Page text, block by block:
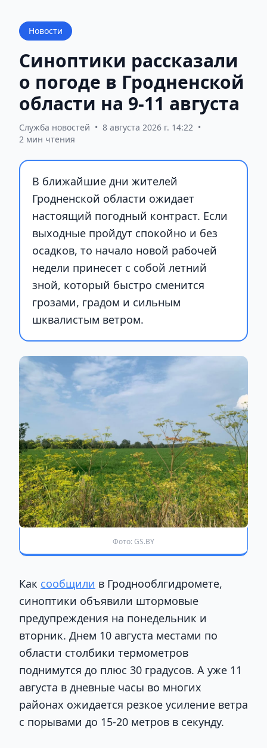
Новости
Синоптики рассказали
о погоде в Гродненской
области на 9-11 августа
Служба новостей • 8 августа 2026 г. 14:22 •
2 мин чтения
В ближайшие дни жителей
Гродненской области ожидает
настоящий погодный контраст. Если
выходные пройдут спокойно и без
осадков, то начало новой рабочей
недели принесет с собой летний
зной, который быстро сменится
грозами, градом и сильным
шквалистым ветром.
Фото: GS.BY
Как сообщили в Гроднооблгидромете,
синоптики объявили штормовые
предупреждения на понедельник и
вторник. Днем 10 августа местами по
области столбики термометров
поднимутся до плюс 30 градусов. А уже 11
августа в дневные часы во многих
районах ожидается резкое усиление ветра
с порывами до 15-20 метров в секунду.